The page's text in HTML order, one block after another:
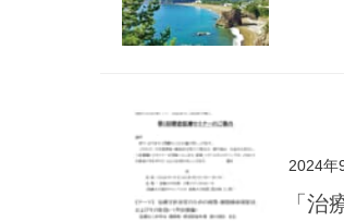
2024年
「